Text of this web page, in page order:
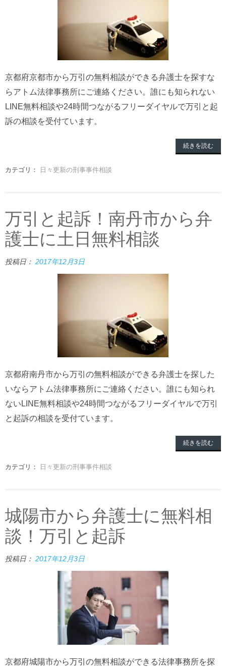
京都府京都市から万引の無料相談ができる弁護士を探すな
らアトム法律事務所にご連絡ください。誰にも知られない
LINE無料相談や24時間つながるフリーダイヤルで万引と起
訴の相談を受付ています。
続きを読む
カテゴリ： 日々更新の刑事事件相談
万引と起訴！南丹市から弁
護士に土日無料相談
投稿日： 2017年12月3日
京都府南丹市から万引の無料相談ができる弁護士を探した
いならアトム法律事務所にご連絡ください。誰にも知られ
ないLINE無料相談や24時間つながるフリーダイヤルで万引
と起訴の相談を受付ています。
続きを読む
カテゴリ： 日々更新の刑事事件相談
城陽市から弁護士に無料相
談！万引と起訴
投稿日： 2017年12月3日
京都府城陽市から万引の無料相談ができる法律事務所を探